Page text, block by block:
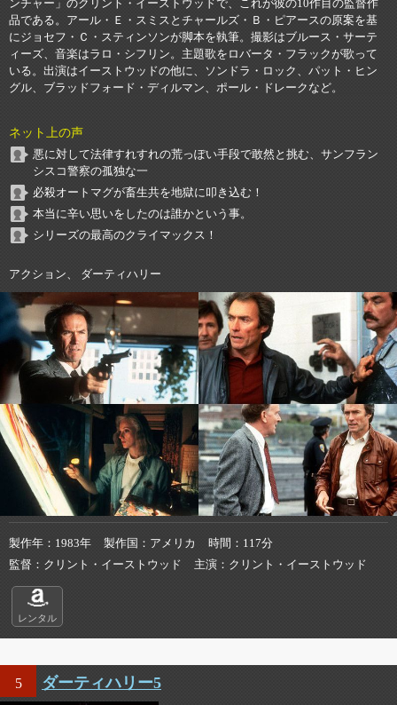
ンチャー」のクリント・イーストウッドで、これが彼の10作目の監督作
品である。アール・Ｅ・スミスとチャールズ・Ｂ・ピアースの原案を基
にジョセフ・Ｃ・スティンソンが脚本を執筆。撮影はブルース・サーテ
ィーズ、音楽はラロ・シフリン。主題歌をロバータ・フラックが歌って
いる。出演はイーストウッドの他に、ソンドラ・ロック、パット・ヒン
グル、ブラッドフォード・ディルマン、ポール・ドレークなど。
ネット上の声
悪に対して法律すれすれの荒っぽい手段で敢然と挑む、サンフラン
シスコ警察の孤独な一
必殺オートマグが畜生共を地獄に叩き込む！
本当に辛い思いをしたのは誰かという事。
シリーズの最高のクライマックス！
アクション、 ダーティハリー
製作年 1983年 製作国 アメリカ 時間
117分
監督
クリント・イーストウッド 主演 クリント・イーストウッド
レンタル
5 ダーティハリー5